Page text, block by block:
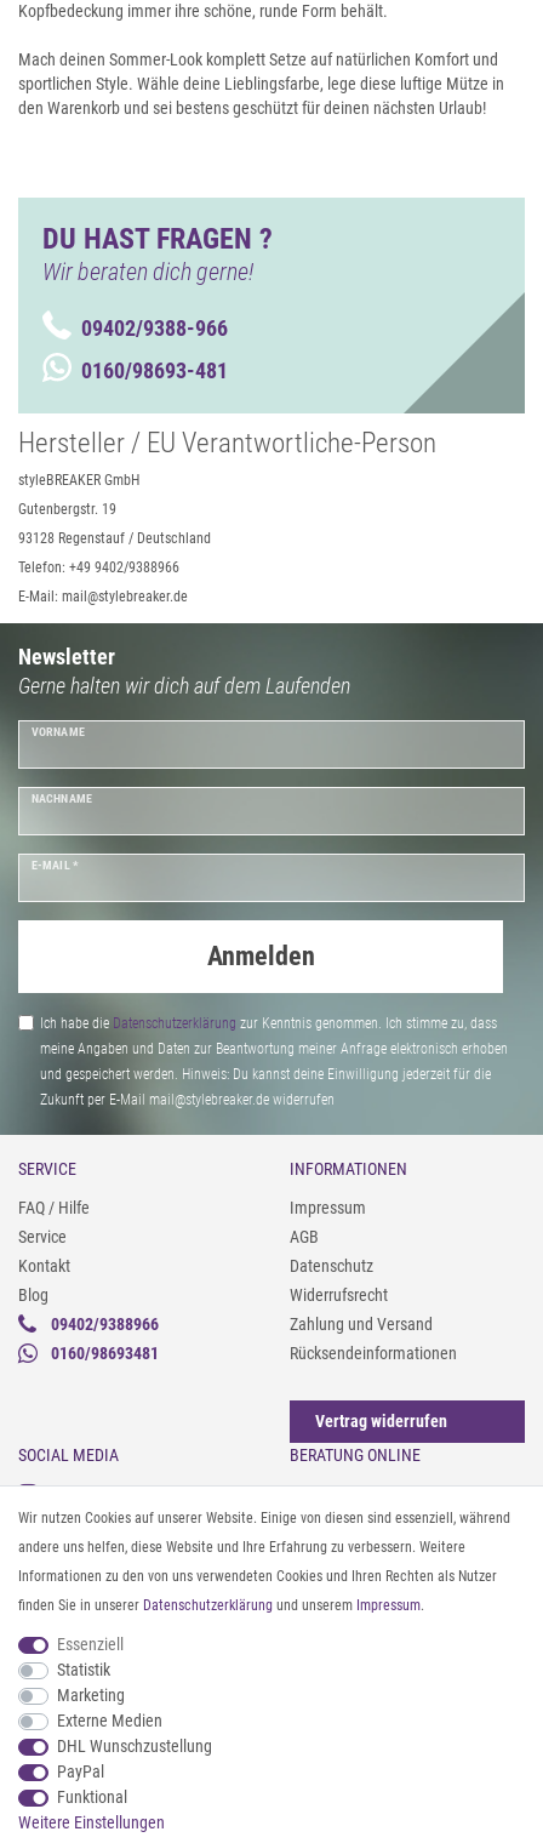
Kopfbedeckung immer ihre schöne, runde Form behält.
Mach deinen Sommer-Look komplett Setze auf natürlichen Komfort und
sportlichen Style. Wähle deine Lieblingsfarbe, lege diese luftige Mütze in
den Warenkorb und sei bestens geschützt für deinen nächsten Urlaub!
DU HAST FRAGEN ?
Wir beraten dich gerne!
09402/9388-966
0160/98693-481
Hersteller / EU Verantwortliche-Person
styleBREAKER GmbH
Gutenbergstr. 19
93128 Regenstauf / Deutschland
Telefon: +49 9402/9388966
E-Mail: mail@stylebreaker.de
Newsletter
Gerne halten wir dich auf dem Laufenden
VORNAME
NACHNAME
E-MAIL *
Anmelden
Ich habe die Daten­schutz­erklärung zur Kenntnis genommen. Ich stimme zu, dass
meine Angaben und Daten zur Beantwortung meiner Anfrage elektronisch erhoben
und gespeichert werden. Hinweis: Du kannst deine Einwilligung jederzeit für die
Zukunft per E-Mail mail@stylebreaker.de widerrufen
SERVICE
FAQ / Hilfe
Service
Kontakt
Blog
09402/9388966
0160/98693481
INFORMATIONEN
Impressum
AGB
Datenschutz
Widerrufsrecht
Zahlung und Versand
Rücksendeinformationen
Vertrag widerrufen
SOCIAL MEDIA
Instagram
Facebook
Pinterest
Twitter
Youtube
Threads
BERATUNG ONLINE
Gürtel messen & kürzen
Sonnenbrillen & UV-Schutz
Textilpflege
Textil- und Material-Guide
Geldbörse richtig organisieren
ZAHLUNG & VERSAND
Wir nutzen Cookies auf unserer Website. Einige von diesen sind essenziell, während
andere uns helfen, diese Website und Ihre Erfahrung zu verbessern. Weitere
Informationen zu den von uns verwendeten Cookies und Ihren Rechten als Nutzer
finden Sie in unserer Daten­schutz­erklärung und unserem Impressum.
Essenziell
Statistik
Marketing
Externe Medien
DHL Wunschzustellung
PayPal
Funktional
Weitere Einstellungen